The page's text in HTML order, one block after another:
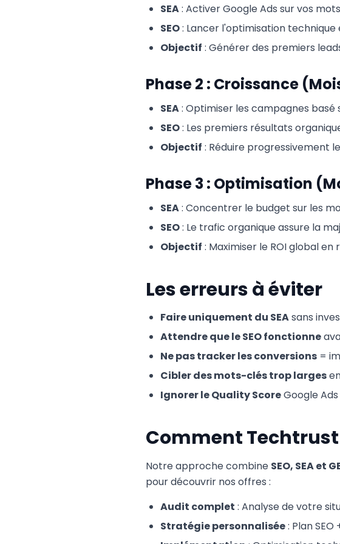
SEA: Activer Google Ads sur vos
SEO: Lancer l'optimisation
Objectif : Générer des premiers
Phase 2 : Croissance
SEA: Optimiser les campagnes
SEO: Les premiers résultats
Objectif : Réduire progressivement
Phase 3 : Optimisation
SEA: Concentrer le budget sur les
SEO: Le trafic organique assure la
Objectif : Maximiser le ROI global
Les erreurs à éviter
Faire uniquement du SEAsans
Attendre que le SEO fonctionne
Ne pas tracker les conversions =
Cibler des mots-clés trop larges
Ignorer le Quality ScoreGoogle
Comment
Notre approche combine SEO, SEA et
pour découvrir nos offres :
Audit complet : Analyse de votre
Stratégie personnalisée: Plan